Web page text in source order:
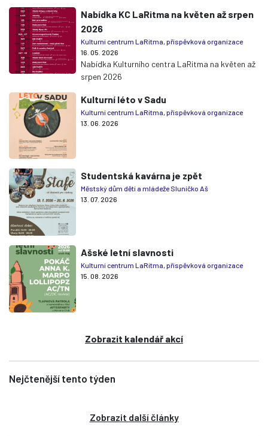
Nabídka KC LaRitma na květen až srpen
2026
Kulturní centrum LaRitma, příspěvková organizace
16. 05. 2026
Nabídka Kulturního centra LaRitma na květen až
srpen 2026
Kulturní léto v Sadu
Kulturní centrum LaRitma, příspěvková organizace
13. 06. 2026
Studentská kavárna je zpět
Městský dům dětí a mládeže Sluníčko Aš
13. 07. 2026
Ašské letní slavnosti
Kulturní centrum LaRitma, příspěvková organizace
15. 08. 2026
Zobrazit kalendář akcí
Nejčtenější tento týden
Zobrazit další články